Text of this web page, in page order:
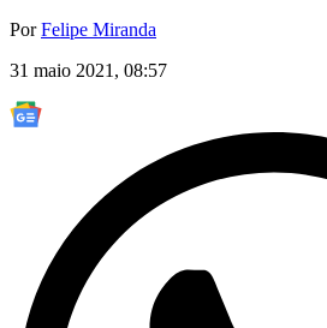
PorFelipe Miranda
31 maio 2021, 08:57